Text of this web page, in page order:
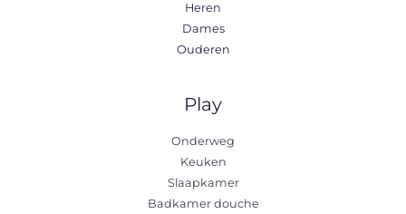
Heren
Dames
Ouderen
Play
Onderweg
Keuken
Slaapkamer
Badkamer douche